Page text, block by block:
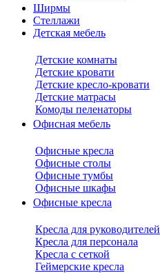
Ширмы
Стеллажи
Детская мебель
Детские комнаты
Детские кровати
Детские кресло-кровати
Детские матрасы
Комоды пеленаторы
Офисная мебель
Офисные кресла
Офисные столы
Офисные тумбы
Офисные шкафы
Офисные кресла
Кресла для руководителей
Кресла для персонала
Кресла с сеткой
Геймерские кресла